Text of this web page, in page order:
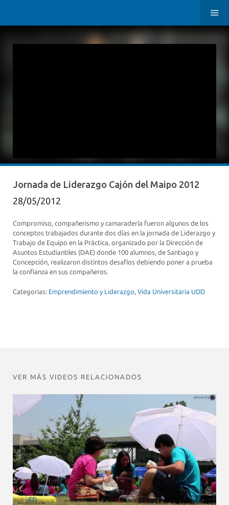
Jornada de Liderazgo Cajón del Maipo 2012
28/05/2012
Compromiso, compañerismo y camaradería fueron algunos de los
conceptos trabajados durante dos días en la jornada de Liderazgo y
Trabajo de Equipo en la Práctica, organizado por la Dirección de
Asuntos Estudiantiles (DAE) donde 100 alumnos, de Santiago y
Concepción, realizaron distintos desafíos debiendo poner a prueba
la confianza en sus compañeros.
Categorias: Emprendimiento y Liderazgo, Vida Universitaria UDD
VER MÁS VIDEOS RELACIONADOS